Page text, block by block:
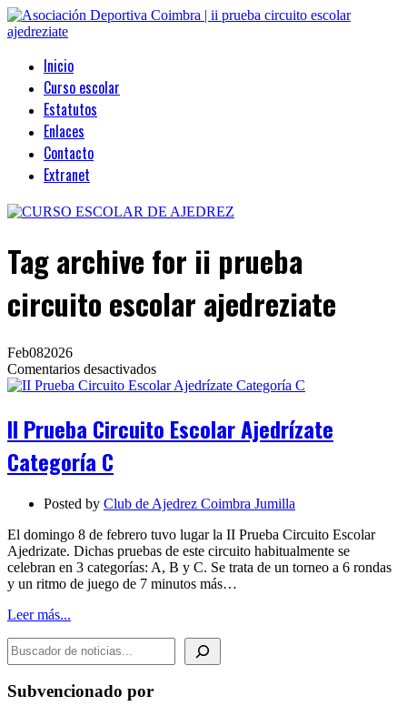
Inicio
Curso escolar
Estatutos
Enlaces
Contacto
Extranet
Tag archive for ii prueba
circuito escolar ajedreziate
Feb082026
Comentarios desactivadosen
II
Escolar
II Prueba Circuito Escolar Ajedrízate
Categoría C
Posted by Club de Ajedrez Coimbra Jumilla
El domingo 8 de febrero tuvo lugar la II Prueba Circuito Escolar
Ajedrizate. Dichas pruebas de este circuito habitualmente se
celebran en 3 categorías: A, B y C. Se trata de un torneo a 6 rondas
y un ritmo de juego de 7 minutos más…
Leer más...
BUSCADOR DE NOTICIAS
Subvencionado por